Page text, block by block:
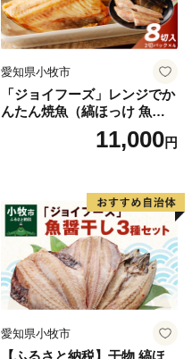
愛知県小牧市
「ジョイフーズ」レンジでか
んたん焼魚（縞ほっけ 魚醤
11,000円
愛知県小牧市
【ふるさと納税】干物 縞ほ